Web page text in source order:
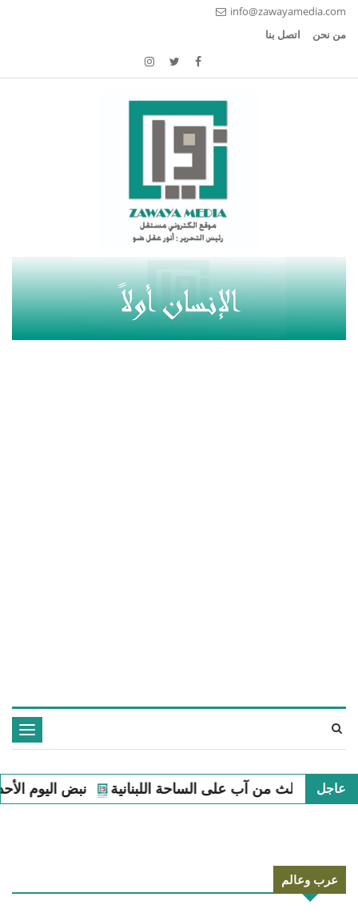
info@zawayamedia.com
من نحن
اتصل بنا
Toggle
navigation
عاجل
اللبنانية نبض اليوم الأحد الثاني من آب على الساحة
عرب وعالم